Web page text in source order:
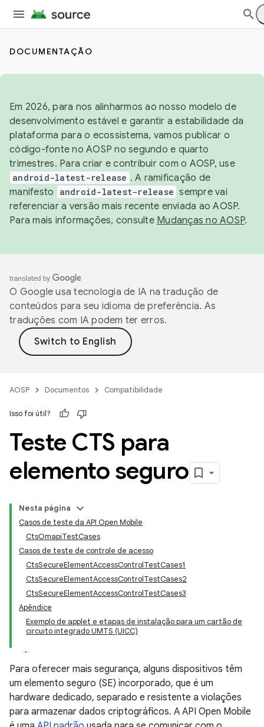
DOCUMENTAÇÃO
Em 2026, para nos alinharmos ao nosso modelo de
desenvolvimento estável e garantir a estabilidade da
plataforma para o ecossistema, vamos publicar o
código-fonte no AOSP no segundo e quarto
trimestres. Para criar e contribuir com o AOSP, use
android-latest-release . A ramificação de
manifesto
android-latest-release sempre vai
referenciar a versão mais recente enviada ao AOSP.
Para mais informações, consulte Mudanças no AOSP.
O Google usa tecnologia de IA na tradução de
conteúdos para seu idioma de preferência. As
traduções com IA podem ter erros.
AOSP Documentos Compatibilidade
Isso foi útil?
Teste CTS para
elemento seguro
Nesta página
Casos de teste da API Open Mobile
CtsOmapiTestCases
Casos de teste de controle de acesso
CtsSecureElementAccessControlTestCases1
CtsSecureElementAccessControlTestCases2
CtsSecureElementAccessControlTestCases3
Apêndice
Exemplo de applet e etapas de instalação para um cartão de
circuito integrado UMTS (UICC)
Para oferecer mais segurança, alguns dispositivos têm
um elemento seguro (SE) incorporado, que é um
hardware dedicado, separado e resistente a violações
para armazenar dados criptográficos. A API Open Mobile